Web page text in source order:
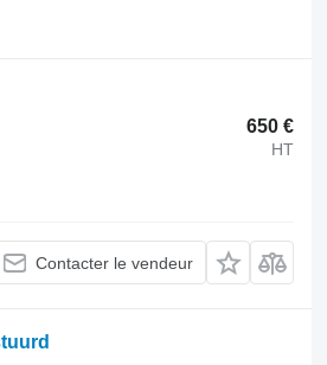
650 €
HT
Contacter le vendeur